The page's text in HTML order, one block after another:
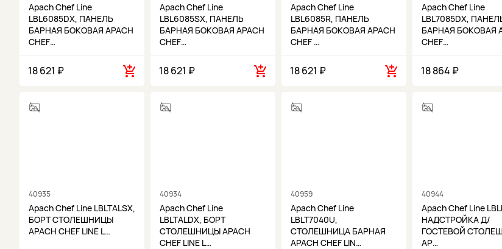
Apach Chef Line
LBL6085DX, ПАНЕЛЬ
БАРНАЯ БОКОВАЯ APACH
CHEF…
18 621 ₽
Apach Chef Line
LBL6085SX, ПАНЕЛЬ
БАРНАЯ БОКОВАЯ APACH
CHEF…
18 621 ₽
Apach Chef Line
LBL6085R, ПАНЕЛЬ
БАРНАЯ БОКОВАЯ APACH
CHEF …
18 621 ₽
Apach Chef Line
LBL7085DX,
БАРНАЯ БОКОВАЯ
CHEF…
18 864 ₽
40935
Apach Chef Line LBLTALSX,
БОРТ СТОЛЕШНИЦЫ
APACH CHEF LINE L…
40934
Apach Chef Line
LBLTALDX, БОРТ
СТОЛЕШНИЦЫ APACH
CHEF LINE L…
40959
Apach Chef Line
LBLT7040U,
СТОЛЕШНИЦА БАРНАЯ
APACH CHEF LIN…
40944
Apach Chef Line
НАДСТРОЙКА Д/
ГОСТЕВОЙ
AP…